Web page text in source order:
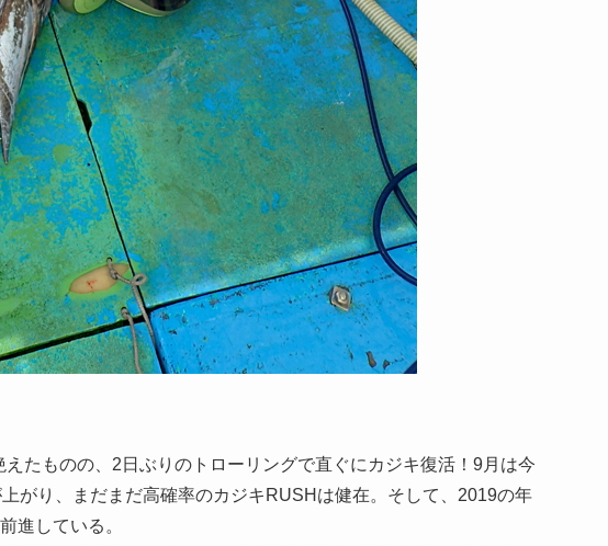
たものの、2日ぶりのトローリングで直ぐにカジキ復活！9月は今
がり、まだまだ高確率のカジキRUSHは健在。そして、2019の年
進している。